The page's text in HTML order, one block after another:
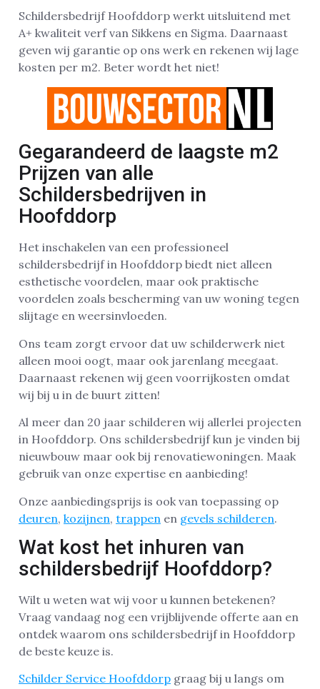
Schildersbedrijf Hoofddorp werkt uitsluitend met
A+ kwaliteit verf van Sikkens en Sigma. Daarnaast
geven wij garantie op ons werk en rekenen wij lage
kosten per m2. Beter wordt het niet!
Gegarandeerd de laagste m2
Prijzen van alle
Schildersbedrijven in
Hoofddorp
Het inschakelen van een professioneel
schildersbedrijf in Hoofddorp biedt niet alleen
esthetische voordelen, maar ook praktische
voordelen zoals bescherming van uw woning tegen
slijtage en weersinvloeden.
Ons team zorgt ervoor dat uw schilderwerk niet
alleen mooi oogt, maar ook jarenlang meegaat.
Daarnaast rekenen wij geen voorrijkosten omdat
wij bij u in de buurt zitten!
Al meer dan 20 jaar schilderen wij allerlei projecten
in Hoofddorp. Ons schildersbedrijf kun je vinden bij
nieuwbouw maar ook bij renovatiewoningen. Maak
gebruik van onze expertise en aanbieding!
Onze aanbiedingsprijs is ook van toepassing op
deuren, kozijnen, trappen en gevels schilderen.
Wat kost het inhuren van
schildersbedrijf Hoofddorp?
Wilt u weten wat wij voor u kunnen betekenen?
Vraag vandaag nog een vrijblijvende offerte aan en
ontdek waarom ons schildersbedrijf in Hoofddorp
de beste keuze is.
Schilder Service Hoofddorp graag bij u langs om